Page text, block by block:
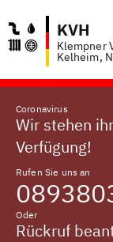
KVH
Klempner
Kelheim,
Coronavirus
Wir stehen
Verfügung!
Rufen Sie uns an
Oder
Rückruf